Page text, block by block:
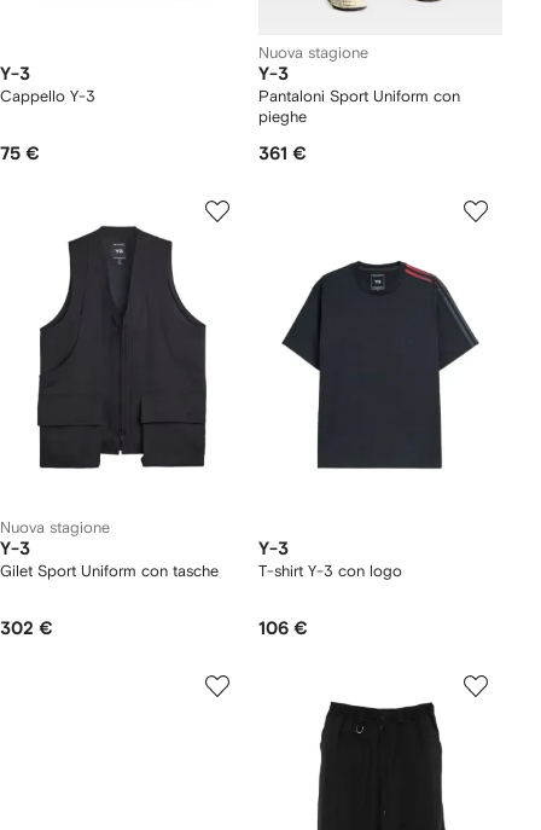
Y-3
Cappello Y-3
75 €
Nuova stagione
Y-3
Pantaloni Sport Uniform con
pieghe
361 €
Nuova stagione
Y-3
Gilet Sport Uniform con tasche
302 €
Y-3
T-shirt Y-3 con logo
106 €